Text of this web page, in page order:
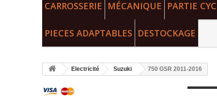
CARROSSERIE MÉCANIQUE PARTIE
PIECES ADAPTABLES DESTOCKAGE
Electricité Suzuki 750 GSR 2011-2016